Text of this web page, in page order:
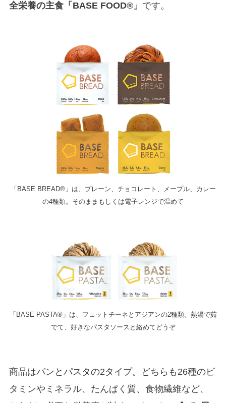
全栄養の主食「BASE FOOD®」 です。
「BASE BREAD®」は、プレーン、チョコレート、メープル、カレー
の4種類。そのままもしくは電子レンジで温めて
「BASE PASTA®」は、フェットチーネとアジアンの2種類。熱湯で茹
でて、好きなパスタソースと絡めてどうぞ
商品はパンとパスタの2タイプ。どちらも26種のビ
タミンやミネラル、たんぱく質、食物繊維など、